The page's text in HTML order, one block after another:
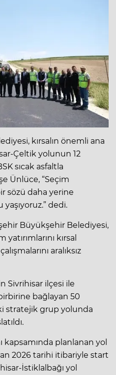
kırsalın önemli ana
Çeltik yolunun 12
sıcak asfaltla
Ünlüce, “Seçim
sözü daha yerine
dedi.
Büyükşehir Belediyesi,
kırsal
aralıksız
Sivrihisar ilçesi ile
bağlayan 50
stratejik grup yolunda
kapsamında planlanan yol
2026 tarihi itibariyle start
İstiklalbağı yol